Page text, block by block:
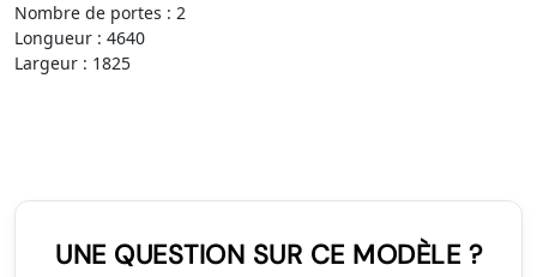
Nombre de portes : 2
Longueur : 4640
Largeur : 1825
UNE QUESTION SUR CE MODÈLE ?